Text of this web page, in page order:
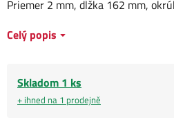
Priemer 2 mm, dĺžka 162 mm,
Celý popis
Skladom 1 ks
+ ihned na 1 prodejně